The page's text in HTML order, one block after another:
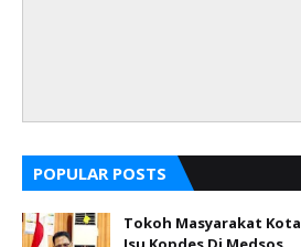
POPULAR POSTS
Tokoh Masyarakat